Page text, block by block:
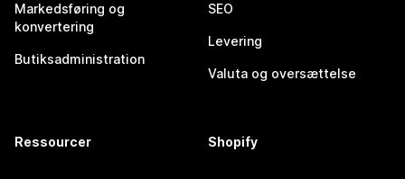
Markedsføring og
konvertering
Butiksadministration
SEO
Levering
Valuta og oversættelse
Ressourcer Shopify